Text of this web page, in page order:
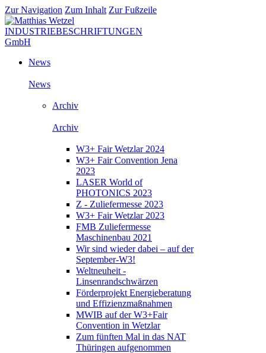
Zur Navigation Zum Inhalt Zur Fußzeile
News
News
Archiv
Archiv
W3+ Fair Wetzlar 2024
W3+ Fair Convention Jena
2023
LASER World of
PHOTONICS 2023
Z - Zuliefermesse 2023
W3+ Fair Wetzlar 2023
FMB Zuliefermesse
Maschinenbau 2021
Wir sind wieder dabei – auf der
September-W3!
Weltneuheit -
Linsenrandschwärzen
Förderprojekt Energieberatung
und Effizienzmaßnahmen
MWIB auf der W3+Fair
Convention in Wetzlar
Zum fünften Mal in das NAT
Thüringen aufgenommen